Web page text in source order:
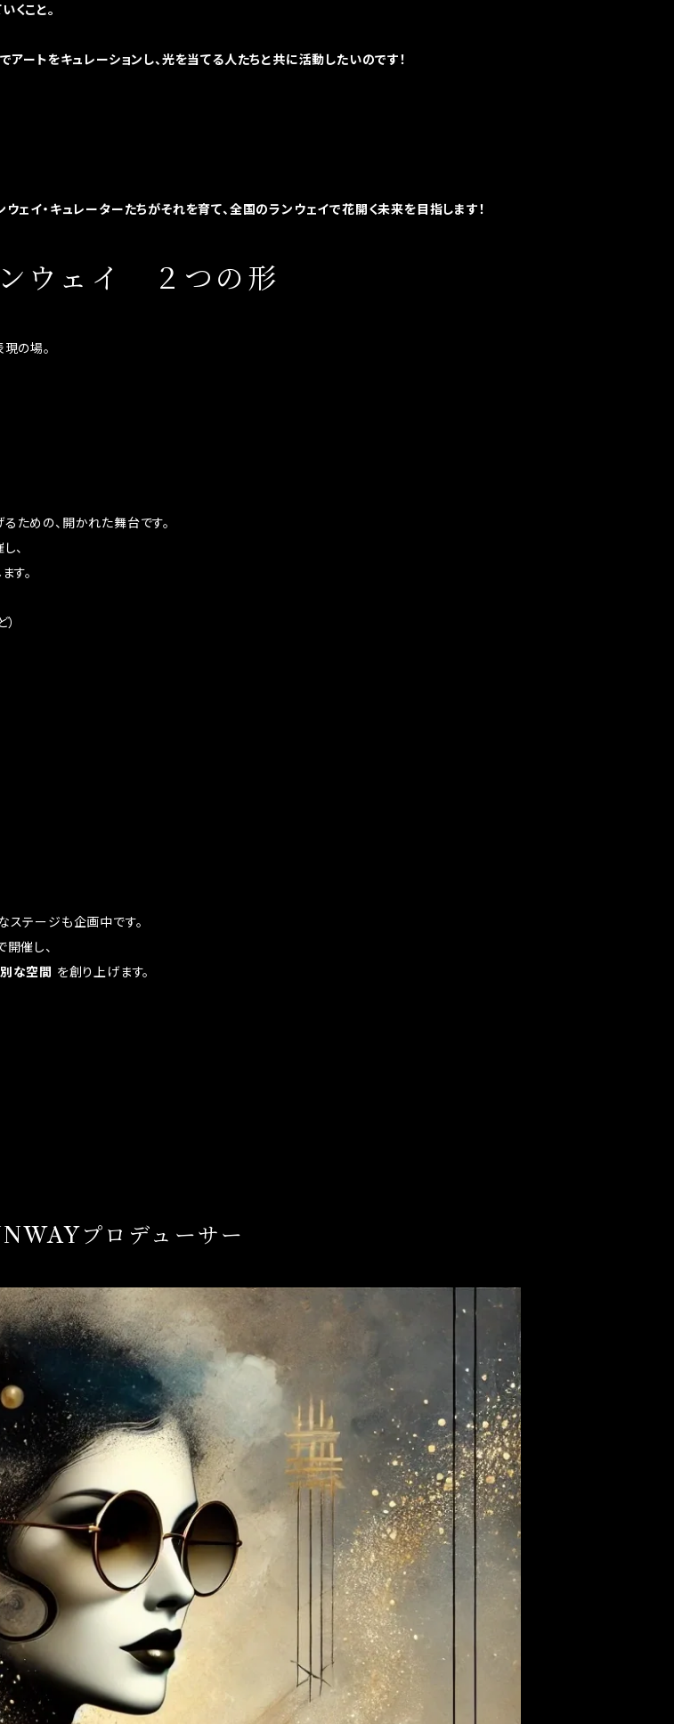
くこと。
アートをキュレーションし、光を当てる人たちと共に活動したいのです！
ェイ・キュレーターたちがそれを育て、全国のランウェイで花開く未来を目指します！
ウェイ ２つの形
の場。
ための、開かれた舞台です。
、
す。
ステージも企画中です。
催し、
な空間 を創り上げます。
プロデューサー